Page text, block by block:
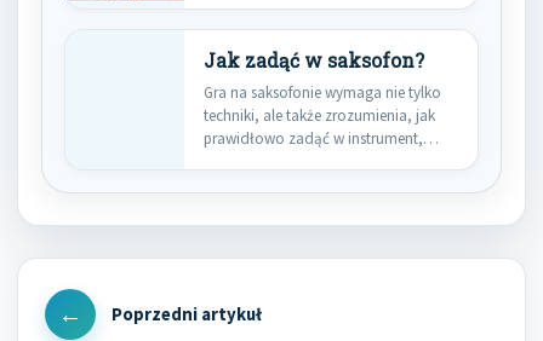
Jak zadąć w saksofon?
Gra na saksofonie wymaga nie tylko
techniki, ale także zrozumienia, jak
prawidłowo zadąć w instrument,…
Nawigacja
wpisu
Previous